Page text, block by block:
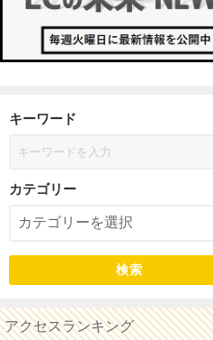
キーワード
カテゴリー
検索
アクセスランキング